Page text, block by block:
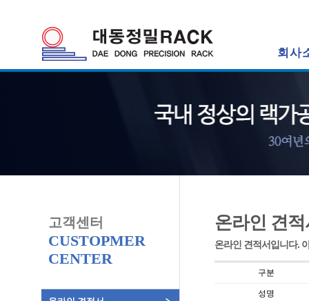
회사
고객센터
CUSTOPMER
CENTER
온라인 견
온라인 견적서입니다.
구분
성명